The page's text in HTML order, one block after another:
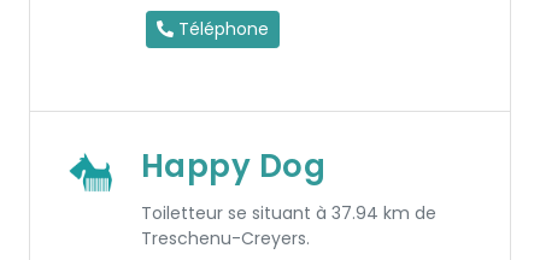
Téléphone
Happy Dog
Toiletteur se situant à 37.94 km de
Treschenu-Creyers.